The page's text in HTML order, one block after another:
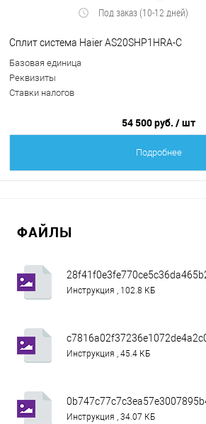
Под заказ (10-12 дней)
Сплит система Haier AS20SHP1HRA-C
Базовая единица
Реквизиты
Ставки налогов
54 500 руб. / шт
Подробнее
ФАЙЛЫ
Инструкция , 102.8 КБ
Инструкция , 45.4 КБ
Инструкция , 34.07 КБ